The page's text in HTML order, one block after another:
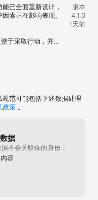
数、备注、券商、佣金、
，让每笔交易都留下完整故
在日历和统计中查看进
表格里。
撤限额。Proloca 会显示
额，让风险管理成为日常
易回撤。可以查看一个交
已全面重新设计，
素正在影响表现。
于采取行动，并为
录和计算过程，核
版本
4.1.0
1天前
范可能包括下述数据处理
政策 。
据
不会关联你的身份：
容